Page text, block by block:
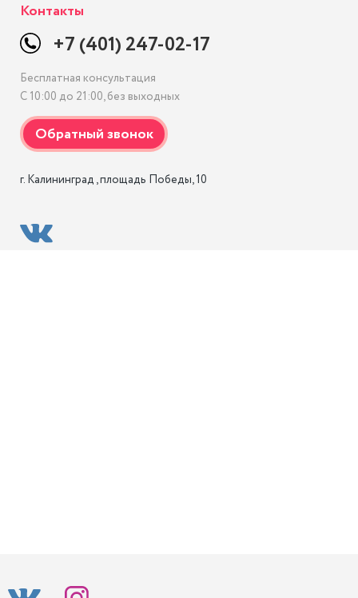
Контакты
+7 (401) 247-02-17
Бесплатная консультация
С 10:00 до 21:00, без выходных
г. Калининград , площадь Победы, 10